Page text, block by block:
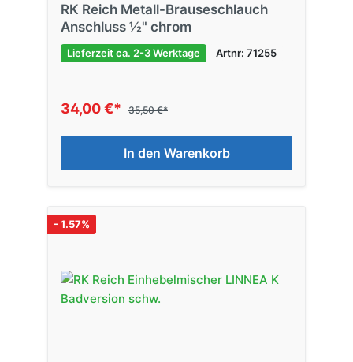
RK Reich Metall-Brauseschlauch
Anschluss ½" chrom
Lieferzeit ca. 2-3 Werktage Artnr: 71255
34,00 €* 35,50 €*
In den Warenkorb
- 1.57%